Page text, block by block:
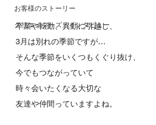
お客様のストーリー
クリエイターズ・インタビュー
卒業や転勤、異動に引越し、
3月は別れの季節ですが…
そんな季節をいくつもくぐり抜け、
今でもつながっていて
時々会いたくなる大切な
友達や仲間っていますよね。